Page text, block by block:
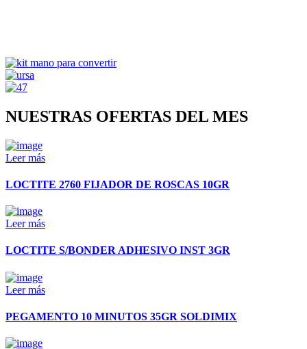
NUESTRAS OFERTAS DEL MES
Leer más
LOCTITE 2760 FIJADOR DE ROSCAS 10GR
Leer más
LOCTITE S/BONDER ADHESIVO INST 3GR
Leer más
PEGAMENTO 10 MINUTOS 35GR SOLDIMIX